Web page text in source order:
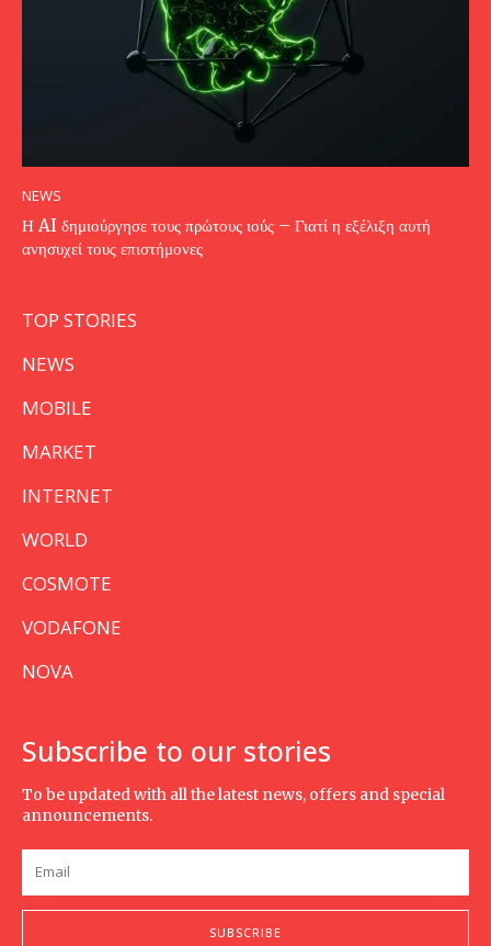
NEWS
Η AI δημιούργησε τους πρώτους ιούς – Γιατί η εξέλιξη αυτή
ανησυχεί τους επιστήμονες
TOP STORIES
NEWS
MOBILE
MARKET
INTERNET
WORLD
COSMOTE
VODAFONE
NOVA
Subscribe to our stories
To be updated with all the latest news, offers and special
announcements.
SUBSCRIBE